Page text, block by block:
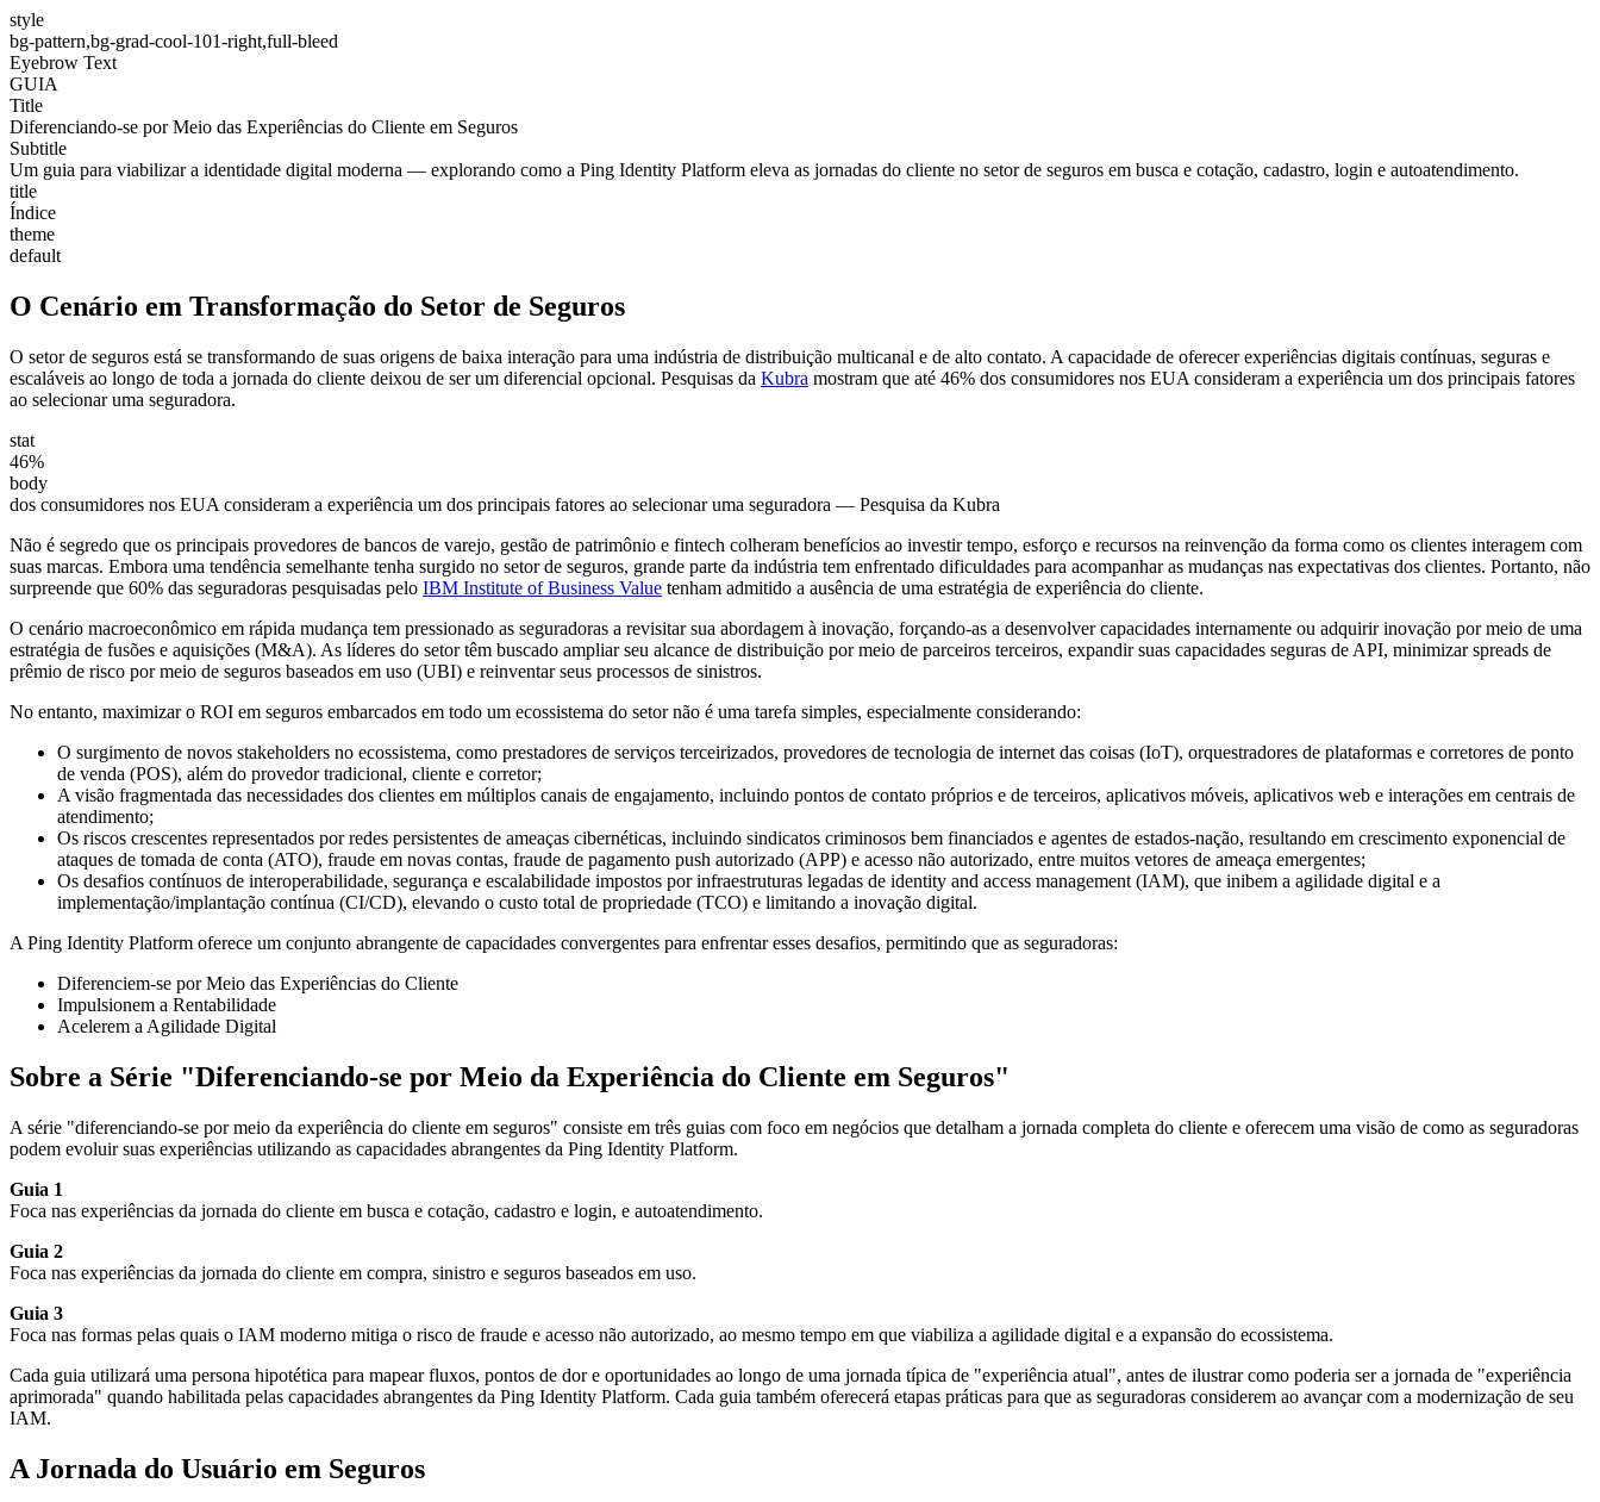
style
bg-pattern,bg-grad-cool-101-right,full-bleed
Eyebrow Text
GUIA
Title
Diferenciando-se por Meio das Experiências do Cliente em Seguros
Subtitle
Um guia para viabilizar a identidade digital moderna — explorando como a Ping Identity Platform eleva as jornadas do cliente no setor de seguros em busca e cotação, cadastro, login e autoatendimento.
title
Índice
theme
default
O Cenário em Transformação do Setor de Seguros
O setor de seguros está se transformando de suas origens de baixa interação para uma indústria de distribuição multicanal e de alto contato. A capacidade de oferecer experiências digitais contínuas, seguras e
escaláveis ao longo de toda a jornada do cliente deixou de ser um diferencial opcional. Pesquisas da Kubra mostram que até 46% dos consumidores nos EUA consideram a experiência um dos principais fatores
ao selecionar uma seguradora.
stat
46%
body
dos consumidores nos EUA consideram a experiência um dos principais fatores ao selecionar uma seguradora — Pesquisa da Kubra
Não é segredo que os principais provedores de bancos de varejo, gestão de patrimônio e fintech colheram benefícios ao investir tempo, esforço e recursos na reinvenção da forma como os clientes interagem com
suas marcas. Embora uma tendência semelhante tenha surgido no setor de seguros, grande parte da indústria tem enfrentado dificuldades para acompanhar as mudanças nas expectativas dos clientes. Portanto, não
surpreende que 60% das seguradoras pesquisadas pelo IBM Institute of Business Value tenham admitido a ausência de uma estratégia de experiência do cliente.
O cenário macroeconômico em rápida mudança tem pressionado as seguradoras a revisitar sua abordagem à inovação, forçando-as a desenvolver capacidades internamente ou adquirir inovação por meio de uma
estratégia de fusões e aquisições (M&A). As líderes do setor têm buscado ampliar seu alcance de distribuição por meio de parceiros terceiros, expandir suas capacidades seguras de API, minimizar spreads de
prêmio de risco por meio de seguros baseados em uso (UBI) e reinventar seus processos de sinistros.
No entanto, maximizar o ROI em seguros embarcados em todo um ecossistema do setor não é uma tarefa simples, especialmente considerando:
O surgimento de novos stakeholders no ecossistema, como prestadores de serviços terceirizados, provedores de tecnologia de internet das coisas (IoT), orquestradores de plataformas e corretores de ponto
de venda (POS), além do provedor tradicional, cliente e corretor;
A visão fragmentada das necessidades dos clientes em múltiplos canais de engajamento, incluindo pontos de contato próprios e de terceiros, aplicativos móveis, aplicativos web e interações em centrais de
atendimento;
Os riscos crescentes representados por redes persistentes de ameaças cibernéticas, incluindo sindicatos criminosos bem financiados e agentes de estados-nação, resultando em crescimento exponencial de
ataques de tomada de conta (ATO), fraude em novas contas, fraude de pagamento push autorizado (APP) e acesso não autorizado, entre muitos vetores de ameaça emergentes;
Os desafios contínuos de interoperabilidade, segurança e escalabilidade impostos por infraestruturas legadas de identity and access management (IAM), que inibem a agilidade digital e a
implementação/implantação contínua (CI/CD), elevando o custo total de propriedade (TCO) e limitando a inovação digital.
A Ping Identity Platform oferece um conjunto abrangente de capacidades convergentes para enfrentar esses desafios, permitindo que as seguradoras:
Diferenciem-se por Meio das Experiências do Cliente
Impulsionem a Rentabilidade
Acelerem a Agilidade Digital
Sobre a Série "Diferenciando-se por Meio da Experiência do Cliente em Seguros"
A série "diferenciando-se por meio da experiência do cliente em seguros" consiste em três guias com foco em negócios que detalham a jornada completa do cliente e oferecem uma visão de como as seguradoras
podem evoluir suas experiências utilizando as capacidades abrangentes da Ping Identity Platform.
Guia 1
Foca nas experiências da jornada do cliente em busca e cotação, cadastro e login, e autoatendimento.
Guia 2
Foca nas experiências da jornada do cliente em compra, sinistro e seguros baseados em uso.
Guia 3
Foca nas formas pelas quais o IAM moderno mitiga o risco de fraude e acesso não autorizado, ao mesmo tempo em que viabiliza a agilidade digital e a expansão do ecossistema.
Cada guia utilizará uma persona hipotética para mapear fluxos, pontos de dor e oportunidades ao longo de uma jornada típica de "experiência atual", antes de ilustrar como poderia ser a jornada de "experiência
aprimorada" quando habilitada pelas capacidades abrangentes da Ping Identity Platform. Cada guia também oferecerá etapas práticas para que as seguradoras considerem ao avançar com a modernização de seu
IAM.
A Jornada do Usuário em Seguros